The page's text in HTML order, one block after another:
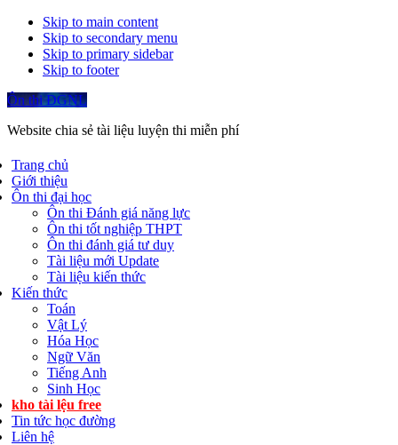
Skip to main content
Skip to secondary menu
Skip to primary sidebar
Skip to footer
Ôn thi ĐGNL
Website chia sẻ tài liệu luyện thi miễn phí
Trang chủ
Giới thiệu
Ôn thi đại học
Ôn thi Đánh giá năng lực
Ôn thi tốt nghiệp THPT
Ôn thi đánh giá tư duy
Tài liệu mới Update
Tài liệu kiến thức
Kiến thức
Toán
Vật Lý
Hóa Học
Ngữ Văn
Tiếng Anh
Sinh Học
kho tài lệu free
Tin tức học đường
Liên hệ